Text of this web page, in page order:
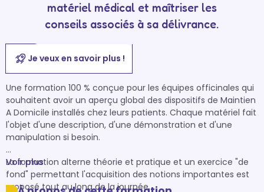
matériel médical et maîtriser les
conseils associés à sa délivrance.
Je veux en savoir plus !
Une formation 100 % conçue pour les équipes officinales qui
souhaitent avoir un aperçu global des dispositifs de Maintien
A Domicile installés chez leurs patients. Chaque matériel fait
l'objet d'une description, d'une démonstration et d'une
manipulation si besoin.
La formation alterne théorie et pratique et un exercice "de
fond" permettant l'acquisition des notions importantes est
proposé tout au long de la journée.
Voir plus